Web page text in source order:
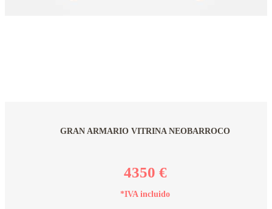
GRAN ARMARIO VITRINA NEOBARROCO
4350 €
*IVA incluido